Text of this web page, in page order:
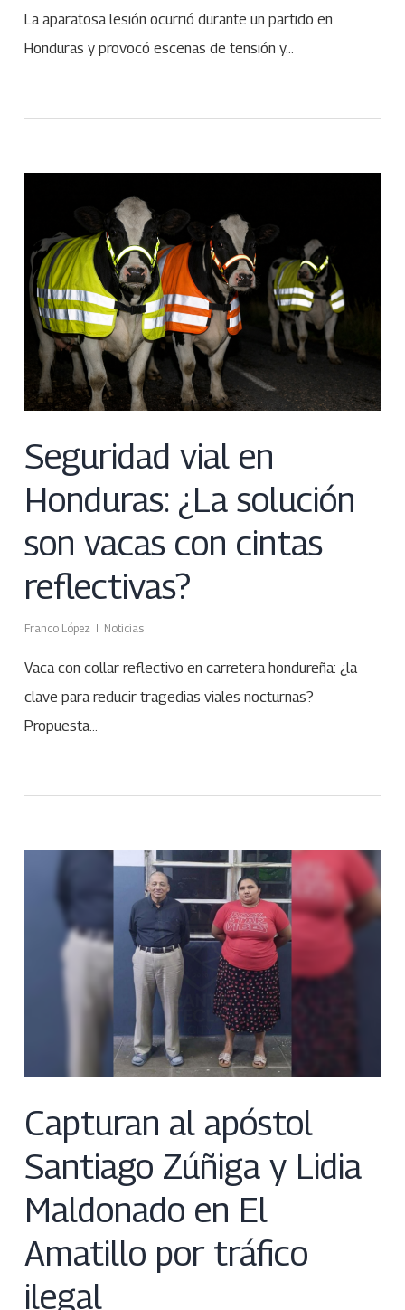
La aparatosa lesión ocurrió durante un partido en
Honduras y provocó escenas de tensión y…
Seguridad vial en
Honduras: ¿La solución
son vacas con cintas
reflectivas?
Franco López Noticias
Vaca con collar reflectivo en carretera hondureña: ¿la
clave para reducir tragedias viales nocturnas?
Propuesta…
Capturan al apóstol
Santiago Zúñiga y Lidia
Maldonado en El
Amatillo por tráfico
ilegal